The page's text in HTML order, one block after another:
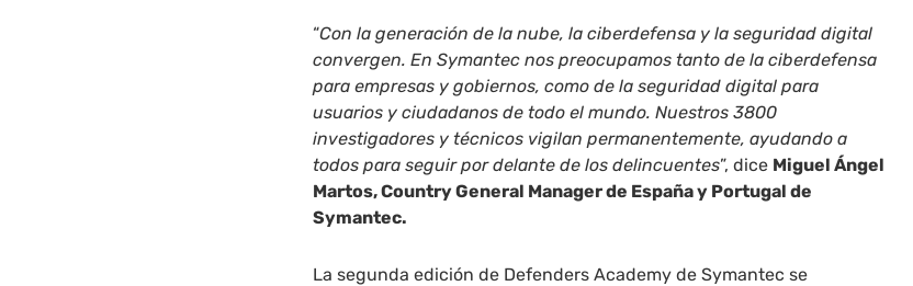
“Con la generación de la nube, la ciberdefensa y la seguridad digital
convergen. En Symantec nos preocupamos tanto de la ciberdefensa
para empresas y gobiernos, como de la seguridad digital para
usuarios y ciudadanos de todo el mundo. Nuestros 3800
investigadores y técnicos vigilan permanentemente, ayudando a
todos para seguir por delante de los delincuentes”, dice Miguel Ángel
Martos, Country General Manager de España y Portugal de
Symantec.
La segunda edición de Defenders Academy de Symantec se